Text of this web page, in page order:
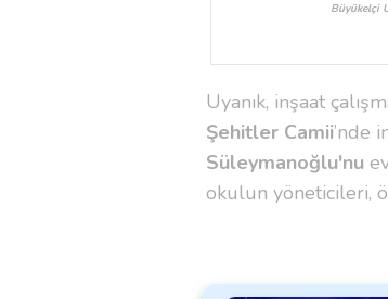
Büyükelçi
Uyanık, inşaat
Şehitler Camii’nde
Süleymanoğlu'nu
okulun yöneticileri,